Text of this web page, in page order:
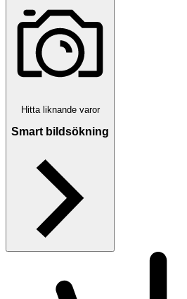
Hitta liknande varor
Smart bildsökning